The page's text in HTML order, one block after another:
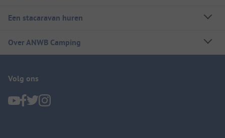
Een stacaravan huren
Over ANWB Camping
Volg ons